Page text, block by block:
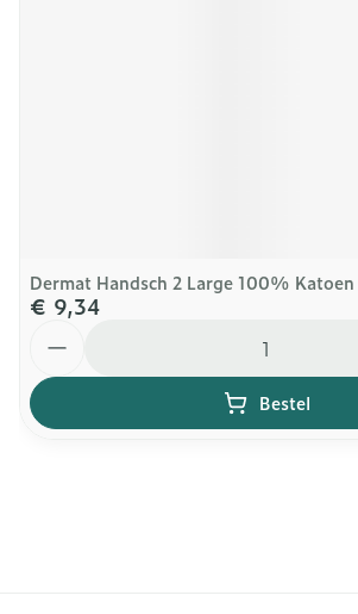
Dermat Handsch 2 Large 100% Katoen
€ 9,34
Bestel